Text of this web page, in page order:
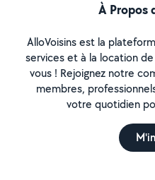
À Propos
AlloVoisins est la
services et à la location
vous ! Rejoignez notre
membres,
votre quotidien